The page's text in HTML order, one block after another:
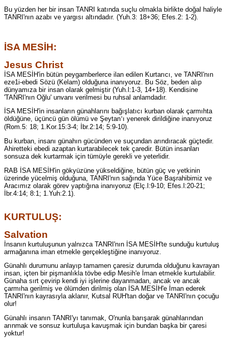
Bu yüzden her bir insan TANRI katında suçlu olmakla birlikte doğal haliyle
TANRI'nın azabı ve yargısı altındadır. (Yuh.3: 18+36; Efes.2: 1-2).
İSA MESİH:
Jesus Christ
İSA MESİH'in bütün peygamberlerce ilan edilen Kurtarıcı, ve TANRI'nın
eze1i-ebedi Sözü (Kelam) olduğuna inanıyoruz. Bu Söz, beden alıp
dünyamıza bir insan olarak gelmiştir (Yuh.l:1-3, 14+18). Kendisine
'TANRI'nın Oğlu' unvanı verilmesi bu ruhsal anlamdadır.
İSA MESİH'in insanların günahlarını bağışlatıcı kurban olarak çarmıhta
öldüğüne, üçüncü gün ölümü ve Şeytan’ı yenerek dirildiğine inanıyoruz
(Rom.5: 18; 1.Kor.15:3-4; İbr.2:14; 5:9-10).
Bu kurban, insanı günahın gücünden ve suçundan arındıracak güçtedir.
Ahiretteki ebedi azaptan kurtarabilecek tek çaredir. Bütün insanları
sonsuza dek kurtarmak için tümüyle gerekli ve yeterlidir.
RAB İSA MESİH'in gökyüzüne yükseldiğine, bütün güç ve yetkinin
üzerinde yücelmiş olduğuna, TANRI'nın sağında Yüce Başrahibimiz ve
Aracımız olarak görev yaptığına inanıyoruz (Elç.l:9-10; Efes.l:20-21;
İbr.4:14; 8:1; 1.Yuh:2.1).
KURTULUŞ:
Salvation
İnsanın kurtuluşunun yalnızca TANRI'nın İSA MESİH'te sunduğu kurtuluş
armağanına iman etmekle gerçekleştiğine inanıyoruz.
Günahlı durumunu anlayıp tamamen çaresiz durumda olduğunu kavrayan
insan, içten bir pişmanlıkla tövbe edip Mesih'e İman etmekle kurtulabilir.
Günaha sırt çevirip kendi iyi işlerine dayanmadan, ancak ve ancak
çarmıha gerilmiş ve ölümden dirilmiş olan İSA MESİH'e İman ederek
TANRI'nın kayrasıyla aklanır, Kutsal RUH'tan doğar ve TANRI'nın çocuğu
olur!
Günahlı insanın TANRI'yı tanımak, O'nunla barışarak günahlarından
arınmak ve sonsuz kurtuluşa kavuşmak için bundan başka bir çaresi
yoktur!